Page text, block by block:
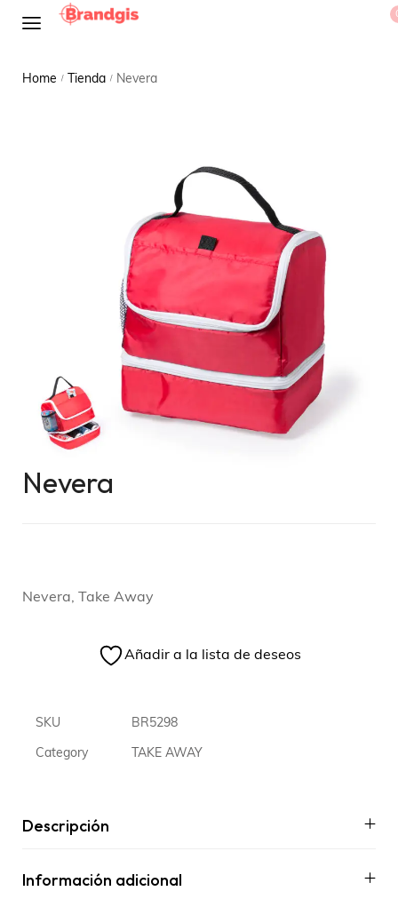
Home / Tienda / Nevera
Nevera
Nevera, Take Away
Añadir a la lista de deseos
SKU BR5298
Category TAKE AWAY
Descripción
Información adicional